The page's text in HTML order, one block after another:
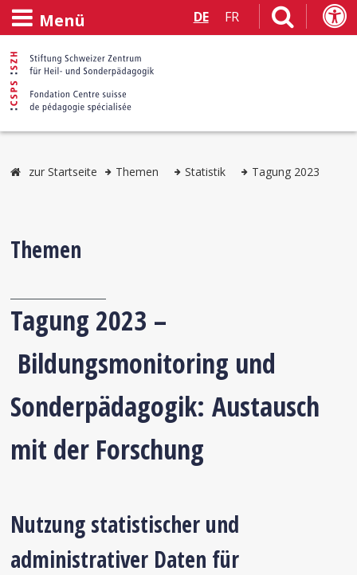
Menü DE FR
zur Startseite Themen Statistik Tagung 2023
Themen
Tagung 2023 –
Bildungsmonitoring und
Sonderpädagogik: Austausch
mit der Forschung
Nutzung statistischer und
administrativer Daten für